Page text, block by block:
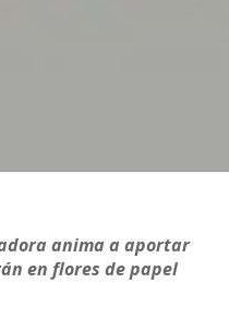
anima a aportar
en flores de papel